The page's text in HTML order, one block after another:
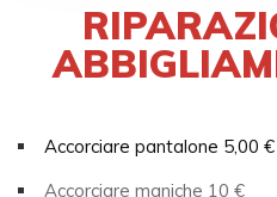
Accorciare pantalone 5,00 €
Accorciare maniche 10 €